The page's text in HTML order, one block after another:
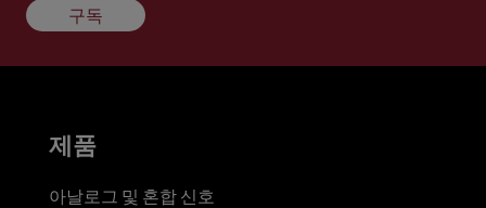
구독
제품
아날로그 및 혼합 신호